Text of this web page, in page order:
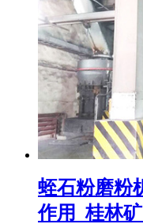
蛭石粉磨粉
作用_桂林